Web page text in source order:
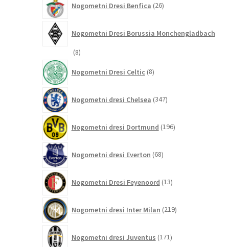
Nogometni Dresi Benfica 26izdelkov
Nogometni Dresi Borussia Monchengladbach
88
Nogometni Dresi Celtic 8izdelkov
Nogometni dresi Chelsea 347izdelkov
Nogometni dresi Dortmund 196izdelkov
Nogometni dresi Everton 68izdelkov
Nogometni Dresi Feyenoord 13izdelkov
Nogometni dresi Inter Milan 219izdelkov
Nogometni dresi Juventus 171izdelkov